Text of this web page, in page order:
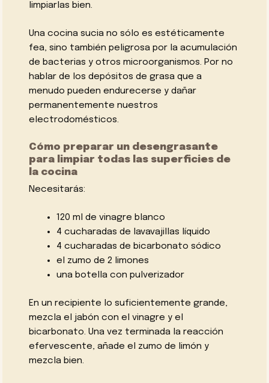
limpiarlas bien.
Una cocina sucia no sólo es estéticamente
fea, sino también peligrosa por la acumulación
de bacterias y otros microorganismos. Por no
hablar de los depósitos de grasa que a
menudo pueden endurecerse y dañar
permanentemente nuestros
electrodomésticos.
Cómo preparar un desengrasante
para limpiar todas las superficies de
la cocina
Necesitarás:
120 ml de vinagre blanco
4 cucharadas de lavavajillas líquido
4 cucharadas de bicarbonato sódico
el zumo de 2 limones
una botella con pulverizador
En un recipiente lo suficientemente grande,
mezcla el jabón con el vinagre y el
bicarbonato. Una vez terminada la reacción
efervescente, añade el zumo de limón y
mezcla bien.